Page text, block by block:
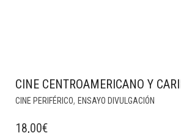
CINE CENTROAMERICANO Y
CINE PERIFÉRICO, ENSAYO DIVULGACIÓN
18,00€